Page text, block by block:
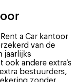
a Car kantoor
van de
jaarlijks
ook andere extra’s
bestuurders,
zonder